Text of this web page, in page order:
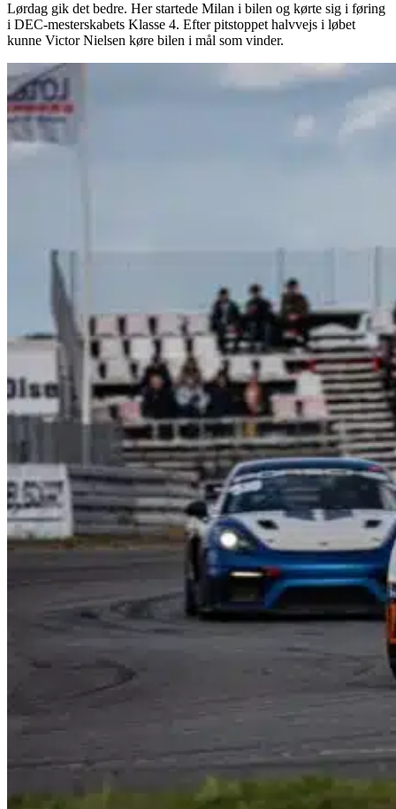
Lørdag gik det bedre. Her startede Milan i bilen og kørte sig i føring
i DEC-mesterskabets Klasse 4. Efter pitstoppet halvvejs i løbet
kunne Victor Nielsen køre bilen i mål som vinder.